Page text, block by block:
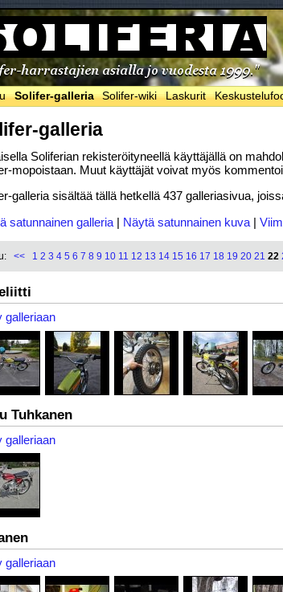
Solifer-galleria Solifer-wiki Laskurit
galleria
Soliferian rekisteröityneellä käyttäjällä on
mopoistaan. Muut käyttäjät voivat myös
galleria sisältää tällä hetkellä 437 galleriasivua,
satunnainen galleria | Näytä satunnainen kuva |
<< 1 2 3 4 5 6 7 8 9 10 11 12 13 14 15 16 17 18 19 20 21 22
galleriaan
Tuhkanen
galleriaan
galleriaan